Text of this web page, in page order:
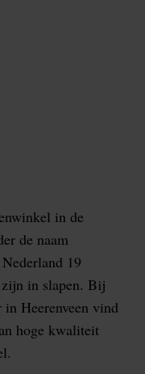
in de
de naam
19
zijn in slapen. Bij
Heerenveen vind
hoge kwaliteit